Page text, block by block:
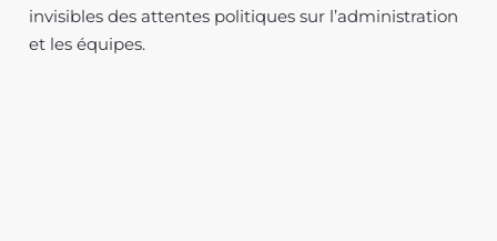
invisibles des attentes politiques sur l’administration
et les équipes.